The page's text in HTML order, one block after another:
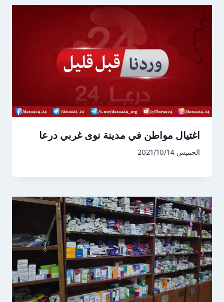
اغتيال مواطن في مدينة نوى غربي درعا
الخميس 2021/10/14